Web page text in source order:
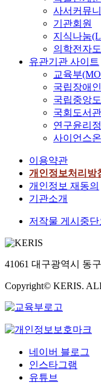
사서커뮤니
기관회원
지식나눔
의학전자
유관기관 사이트
교육부
국립장애
국립중앙
국회도서
연구윤리
사이언스
이용약관
개인정보처리방
개인정보 재동의
기관소개
저작물 게시중단
41061 대구광역시 동
Copyright© KERIS.
네이버 블로그
인스타그램
유튜브